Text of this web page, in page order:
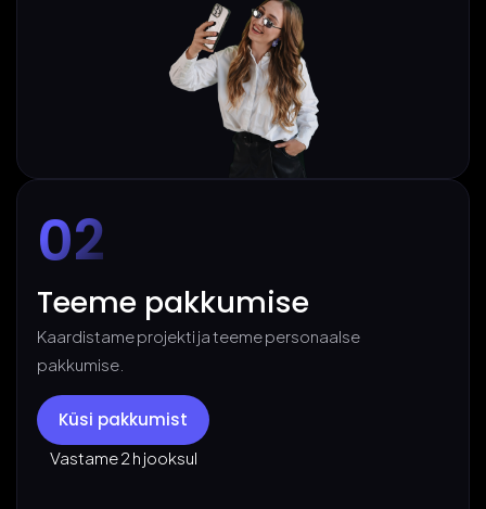
02
Teeme pakkumise
Kaardistame projekti ja teeme personaalse
pakkumise.
Küsi pakkumist
Vastame 2 h jooksul